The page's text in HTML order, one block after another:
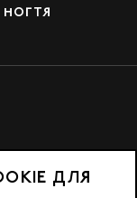
ДЛЯ